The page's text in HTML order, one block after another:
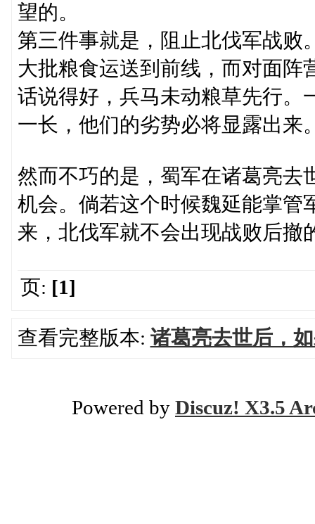
望的。
第三件事就是，阻止北伐军战败
大批粮食运送到前线，而对面阵
话说得好，兵马未动粮草先行。
一长，他们的劣势必将显露出来
然而不巧的是，蜀军在诸葛亮去
机会。倘若这个时候魏延能掌管
来，北伐军就不会出现战败后撤
页: [1]
查看完整版本: 诸葛亮去世后，
Powered by Discuz! X3.5